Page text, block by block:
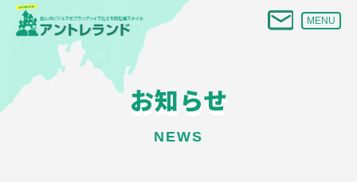
MENU
お知らせ
NEWS